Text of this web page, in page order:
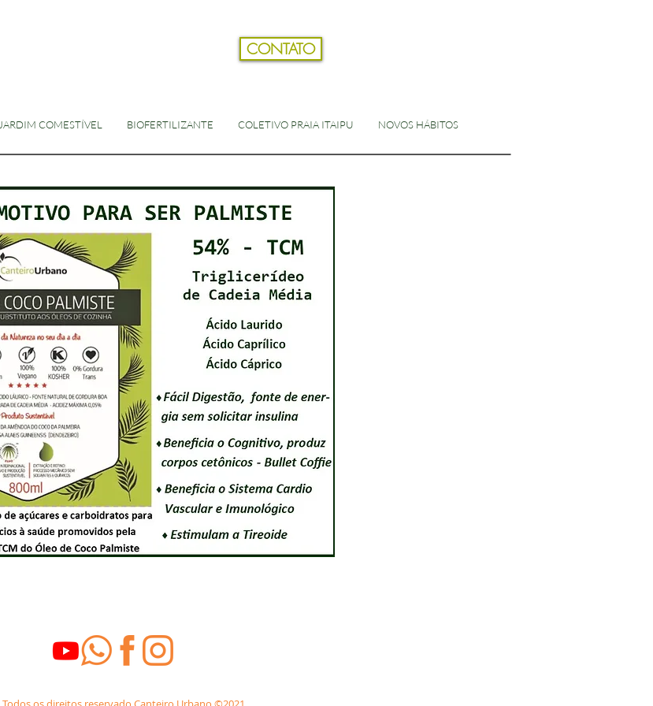
CONTATO
JARDIM COMESTÍVEL BIOFERTILIZANTE COLETIVO PRAIA ITAIPU NOVOS HÁBITOS